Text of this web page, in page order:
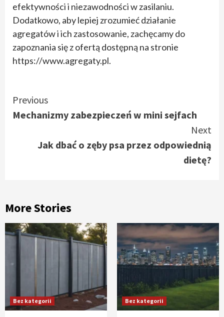
efektywności i niezawodności w zasilaniu.
Dodatkowo, aby lepiej zrozumieć działanie
agregatów i ich zastosowanie, zachęcamy do
zapoznania się z ofertą dostępną na stronie
https://www.agregaty.pl.
Continue
Reading
Previous
Mechanizmy zabezpieczeń w mini sejfach
Next
Jak dbać o zęby psa przez odpowiednią
dietę?
More Stories
Bez kategorii Bez kategorii